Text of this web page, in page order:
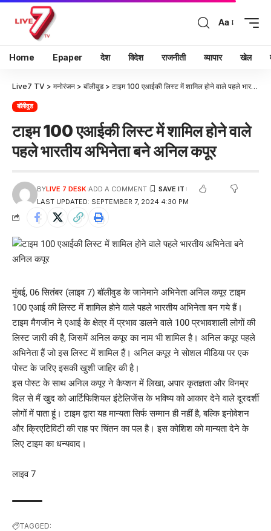
Aa
Home Epaper देश विदेश राजनीती व्यापार खेल
Live7 TV > मनोरंजन > बॉलीवुड> टाइम 100 एआईकी लिस्ट में शामिल होने वाले पहले भारतीय अभिनेता बने अनिल कपूर
बॉलीवुड
टाइम 100 एआईकी लिस्ट में शामिल होने वाले
पहले भारतीय अभिनेता बने अनिल कपूर
LAST UPDATED: SEPTEMBER 7, 2024 4:30 PM
BYLIVE 7 DESK ADD A COMMENT
मुंबई, 06 सितंबर (लाइव 7) बॉलीवुड के जानेमाने अभिनेता अनिल कपूर टाइम
100 एआई की लिस्ट में शामिल होने वाले पहले भारतीय अभिनेता बन गये हैं।
टाइम मैगजीन ने एआई के क्षेत्र में प्रभाव डालने वाले 100 प्रभावशाली लोगों की
लिस्ट जारी की है, जिसमें अनिल कपूर का नाम भी शामिल है। अनिल कपूर पहले
अभिनेता हैं जो इस लिस्ट में शामिल हैं। अनिल कपूर ने सोशल मीडिया पर एक
पोस्ट के जरिए इसकी खुशी जाहिर की है।
इस पोस्ट के साथ अनिल कपूर ने कैप्शन में लिखा, अपार कृतज्ञता और विनम्र
दिल से मैं खुद को आर्टिफिशियल इंटेलिजेंस के भविष्य को आकार देने वाले दूरदर्शी
लोगों में पाता हूं। टाइम द्वारा यह मान्यता सिर्फ सम्मान ही नहीं है, बल्कि इनोवेशन
और क्रिएटिविटी की राह पर चिंतन का पल है। इस कोशिश को मान्यता देने के
लिए टाइम का धन्यवाद।
लाइव 7
TAGGED: